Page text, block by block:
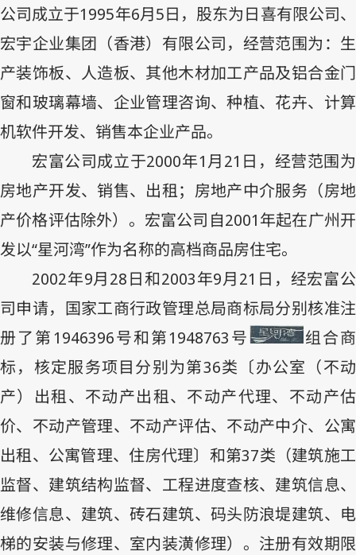
公司成立于1995年6月5日，股东为日喜有限公司、
宏宇企业集团（香港）有限公司，经营范围为：生
产装饰板、人造板、其他木材加工产品及铝合金门
窗和玻璃幕墙、企业管理咨询、种植、花卉、计算
机软件开发、销售本企业产品。
宏富公司成立于2000年1月21 日，经营范围为
房地产开发、销售、出租；房地产中介服务（房地
产价格评估除外）。宏富公司自2001年起在广州开
发以“星河湾”作为名称的高档商品房住宅。
2002年9月28日和2003年9月21 日，经宏富公
司申请，国家工商行政管理总局商标局分别核准注
册了第 1946396号和第1948763号
组合商
标，核定服务项目分别为第36类〔办公室（不动
产）出租、不动产出租、不动产代理、不动产估
价、不动产管理、不动产评估、不动产中介、公寓
出租、公寓管理、住房代理〕和第37类（建筑施工
监督、建筑结构监督、工程进度查核、建筑信息、
维修信息、建筑、砖石建筑、码头防浪堤建筑、电
梯的安装与修理、室内装潢修理）。注册有效期限